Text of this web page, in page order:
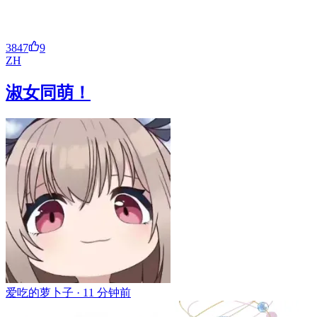
3847
9
ZH
淑女同萌！
爱吃的萝卜子 · 11 分钟前